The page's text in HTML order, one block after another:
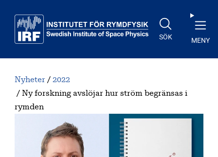
SÖK MENY
Nyheter
2022
Ny forskning avslöjar hur ström begränsas i
rymden